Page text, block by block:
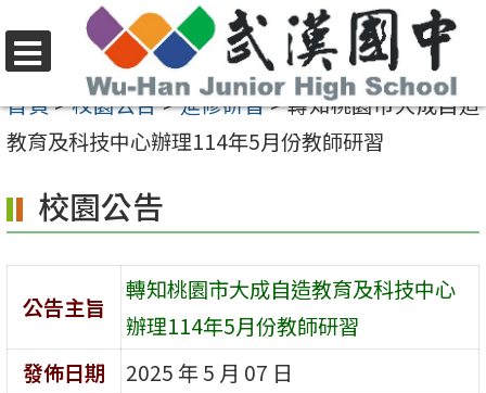
至
要
容
區
選
單
首頁>校園公告>進修研習>轉知桃園市大成自造
教育及科技中心辦理114年5月份教師研習
校園公告
公告主旨
轉知桃園市大成自造教育及科技中心
辦理114年5月份教師研習
發佈日期
2025 年 5 月 07 日